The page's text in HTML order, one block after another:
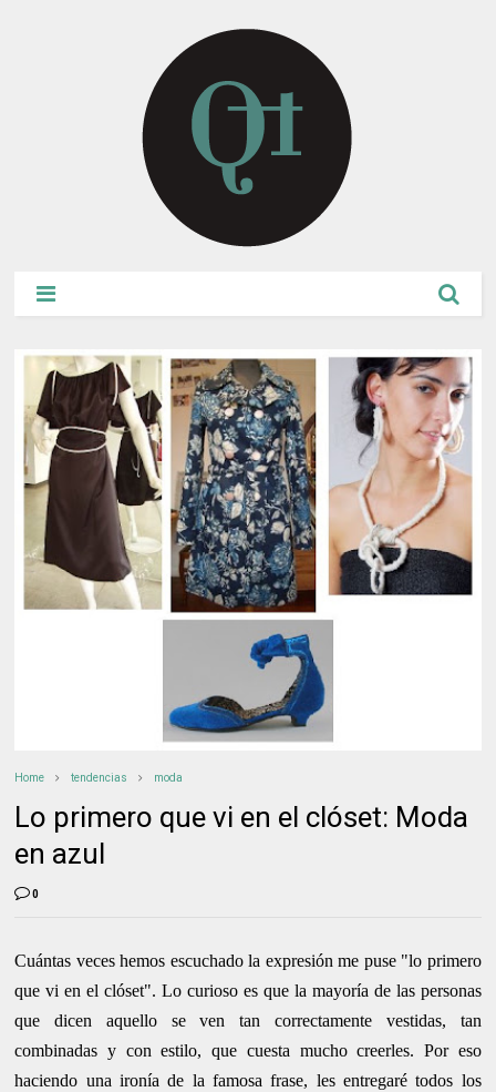
Home tendencias moda
Lo primero que vi en el clóset: Moda
en azul
0
Cuántas veces hemos escuchado la expresión me puse "lo primero
que vi en el clóset". Lo curioso es que la mayoría de las personas
que dicen aquello se ven tan correctamente vestidas, tan
combinadas y con estilo, que cuesta mucho creerles. Por eso
haciendo una ironía de la famosa frase, les entregaré todos los